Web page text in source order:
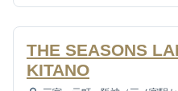
THE SEASONS
KITANO